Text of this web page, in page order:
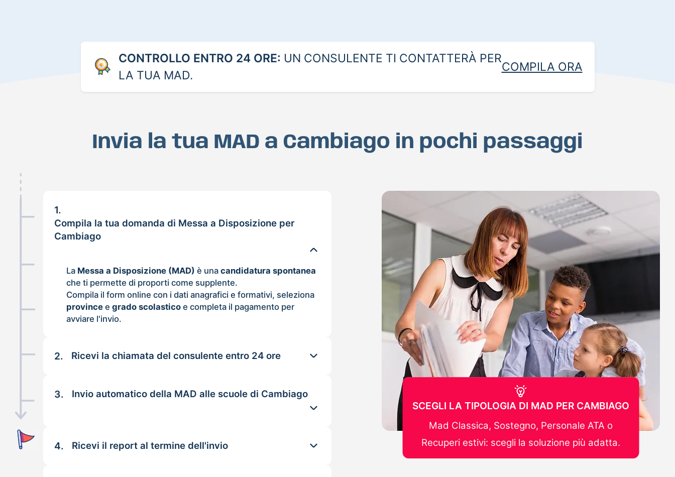
CONTROLLO ENTRO 24 ORE: UN CONSULENTE TI CONTATTERÀ PER
LA TUA MAD.
COMPILA ORA
Invia la tua MAD a Cambiago in pochi passaggi
1.
Compila la tua domanda di Messa a Disposizione per
Cambiago
La Messa a Disposizione (MAD) è unacandidatura spontanea
che ti permette di proporti come supplente.
Compila il form online con i dati anagrafici e formativi, seleziona
province egrado scolastico e completa il pagamento per
avviare l'invio.
2. Ricevi la chiamata del consulente entro 24 ore
3. Invio automatico della MAD alle scuole di Cambiago
4. Ricevi il report al termine dell'invio
SCEGLI LA TIPOLOGIA DI MAD PER CAMBIAGO
Mad Classica, Sostegno, Personale ATA o
Recuperi estivi: scegli la soluzione più adatta.